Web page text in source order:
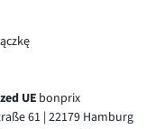
UE bonprix
61 | 22179 Hamburg